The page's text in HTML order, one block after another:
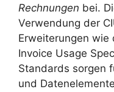
Rechnungen bei.
Verwendung der
Erweiterungen
Invoice Usage
Standards sorgen
und